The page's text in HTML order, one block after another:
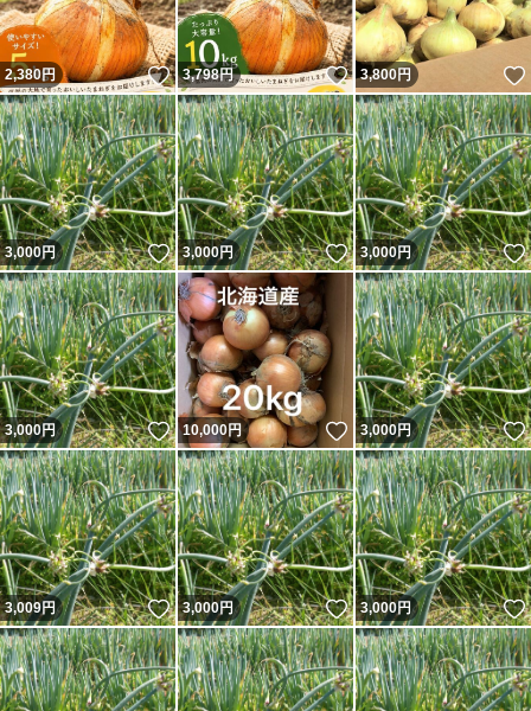
2,380円 いいね！
3,798円 いいね！
3,800円
3,000円 いいね！
3,000円 いいね！
3,000円
3,000円 いいね！
10,000円 いいね！
3,000円
3,009円 いいね！
3,000円 いいね！
3,000円